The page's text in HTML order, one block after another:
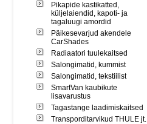
Pikapide kastikatted,
küljelaiendid, kapoti- ja
tagaluugi amordid
Päikesevarjud akendele
CarShades
Radiaatori tuulekaitsed
Salongimatid, kummist
Salongimatid, tekstiilist
SmartVan kaubikute
lisavarustus
Tagastange laadimiskaitsed
Transporditarvikud THULE jt.